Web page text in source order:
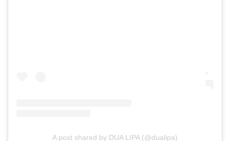
A post shared by DUA LIPA (@dualipa)